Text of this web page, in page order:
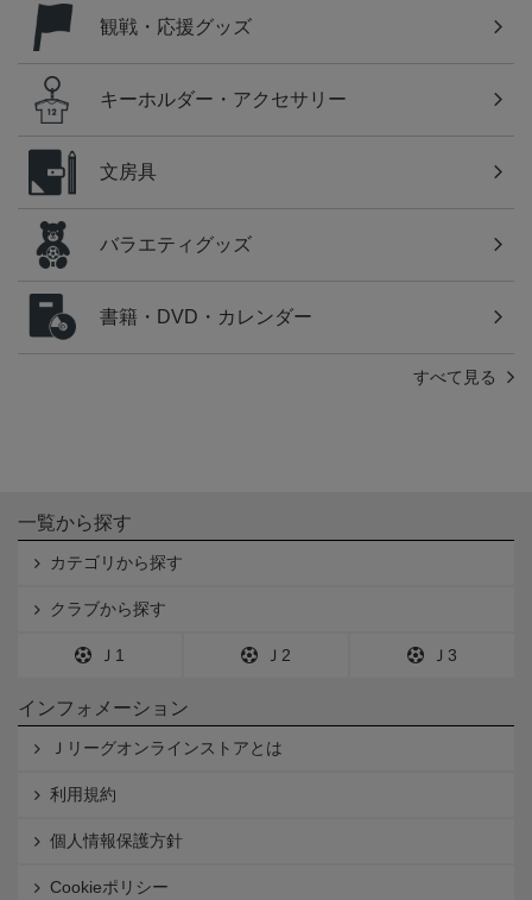
観戦・応援グッズ
キーホルダー・アクセサリー
文房具
バラエティグッズ
書籍・DVD・カレンダー
すべて見る
一覧から探す
カテゴリから探す
クラブから探す
Ｊ1 Ｊ2 Ｊ3
インフォメーション
Ｊリーグオンラインストアとは
利用規約
個人情報保護方針
Cookieポリシー